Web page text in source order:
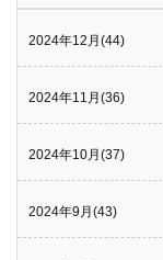
2024年12月(44)
2024年11月(36)
2024年10月(37)
2024年9月(43)